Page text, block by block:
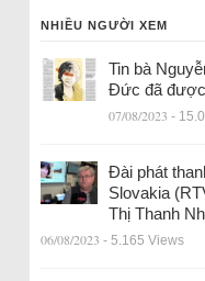
NHIỀU NGƯỜI XEM
Tin bà
Đức đã
07/08/2023 -
Đài phát
Slovakia
Thị Thanh
06/08/2023 - 5.165 Views